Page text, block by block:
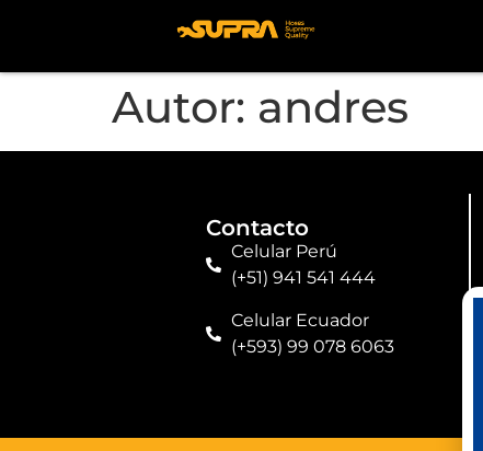
Autor: andres
Contacto
Celular Perú
(+51) 941 541 444
Celular Ecuador
(+593) 99 078 6063